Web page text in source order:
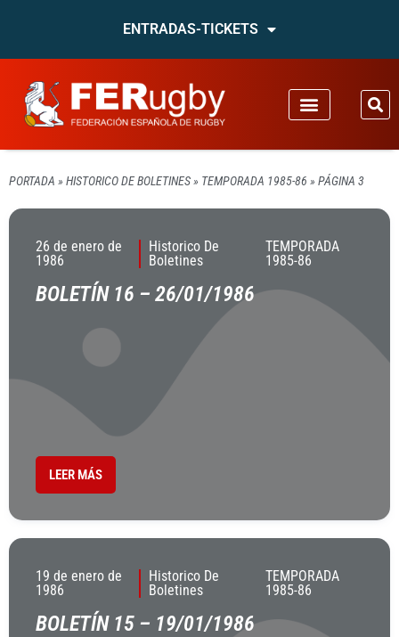
ENTRADAS-TICKETS
PORTADA » HISTORICO DE BOLETINES» TEMPORADA 1985-86 » PÁGINA 3
26 de enero de
1986
Historico De
Boletines
TEMPORADA
1985-86
BOLETÍN 16 – 26/01/1986
LEER MÁS
19 de enero de
1986
Historico De
Boletines
TEMPORADA
1985-86
BOLETÍN 15 – 19/01/1986